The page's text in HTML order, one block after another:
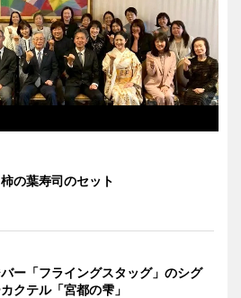
の葉寿司のセット
ー「フライングスタッグ」のシグ
クテル「宮都の雫」